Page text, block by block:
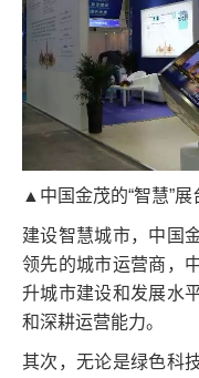
▲中国金茂的“智慧”展
建设智慧城市，中国
领先的城市运营商，
升城市建设和发展水
和深耕运营能力。
其次，无论是绿色科